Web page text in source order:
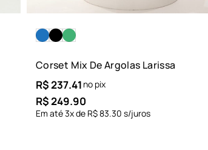
Corset Mix De Argolas Larissa
R$237.41 no pix
R$249.90
Em até3x de R$83.30 s/juros